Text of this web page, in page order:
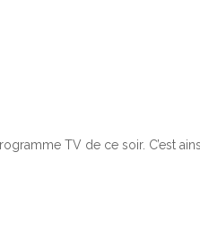
TV de ce soir. C’est